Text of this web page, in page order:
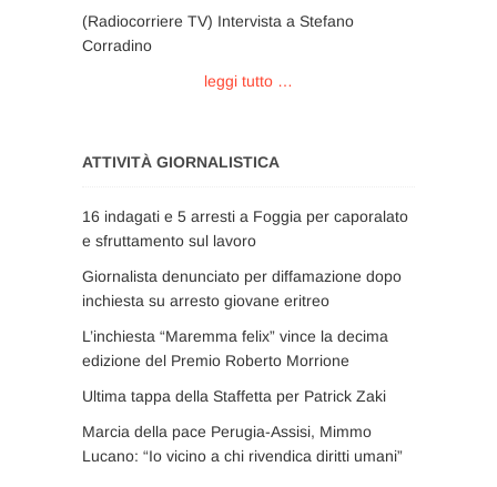
(Radiocorriere TV) Intervista a Stefano
Corradino
leggi tutto …
ATTIVITÀ GIORNALISTICA
16 indagati e 5 arresti a Foggia per caporalato
e sfruttamento sul lavoro
Giornalista denunciato per diffamazione dopo
inchiesta su arresto giovane eritreo
L’inchiesta “Maremma felix” vince la decima
edizione del Premio Roberto Morrione
Ultima tappa della Staffetta per Patrick Zaki
Marcia della pace Perugia-Assisi, Mimmo
Lucano: “Io vicino a chi rivendica diritti umani”